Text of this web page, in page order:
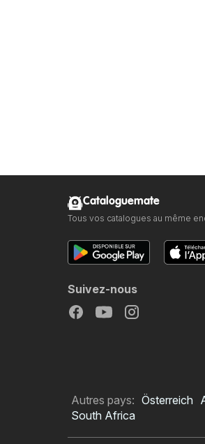
Cataloguemate
Tous vos catalogues au même
Suivez-nous
Autres pays: Österreich
South Africa